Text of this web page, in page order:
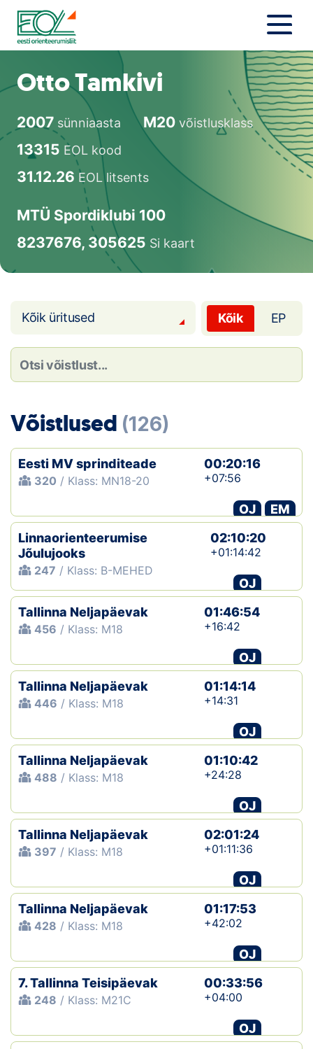
Liigu
sisu
juurde
Estonian Orienteering Federation
Orienteerujale
Eesti Orienteerumine 100!
Toetamine
Telli litsents!
Loha
Kontakt
EOL
Galerii
Kaardid
Kalender
Koondised
Tule klubisse!
Dokumendid
Suletud maastikud
Ajalugu
Koolitused
OTSI
Otto Tamkivi
2007 sünniaasta M20 võistlusklass
13315 EOL kood
31.12.26 EOL litsents
MTÜ Spordiklubi 100
8237676, 305625 Si kaart
Kõik üritused Kõik EP
Võistlused (126)
Eesti MV sprinditeade
320 / Klass: MN18-20
00:20:16
+07:56
OJ
EM
Linnaorienteerumise
Jõulujooks
247 / Klass: B-MEHED
02:10:20
+01:14:42
OJ
Tallinna Neljapäevak
456 / Klass: M18
01:46:54
+16:42
OJ
Tallinna Neljapäevak
446 / Klass: M18
01:14:14
+14:31
OJ
Tallinna Neljapäevak
488 / Klass: M18
01:10:42
+24:28
OJ
Tallinna Neljapäevak
397 / Klass: M18
02:01:24
+01:11:36
OJ
Tallinna Neljapäevak
428 / Klass: M18
01:17:53
+42:02
OJ
7. Tallinna Teisipäevak
248 / Klass: M21C
00:33:56
+04:00
OJ